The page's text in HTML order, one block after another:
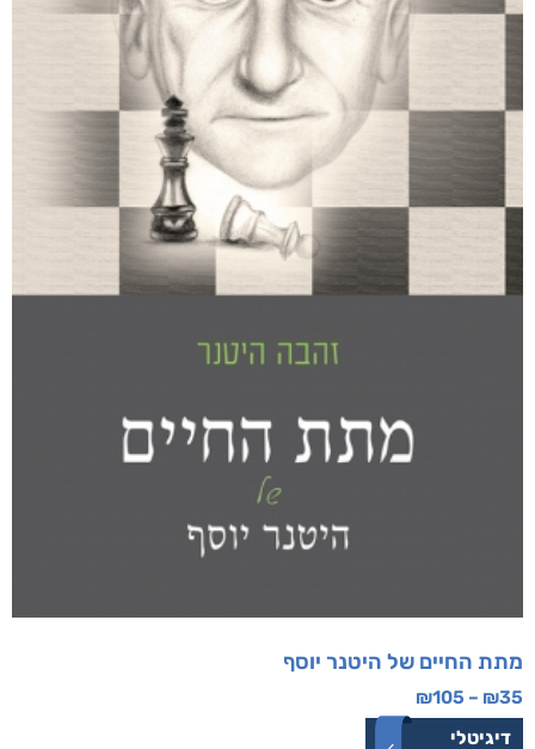
מתת החיים של היטנר יוסף
₪35
–
₪105
דיגיטלי